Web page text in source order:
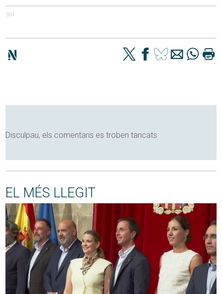
304
Disculpau, els comentaris es troben tancats
EL MÉS LLEGIT